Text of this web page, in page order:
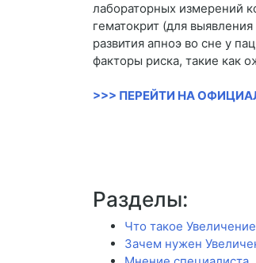
лабораторных измерений
гематокрит (для
развития апноэ во сне у
факторы риска, такие как
>>> ПЕРЕЙТИ НА
Разделы:
Что такое
Зачем нужен